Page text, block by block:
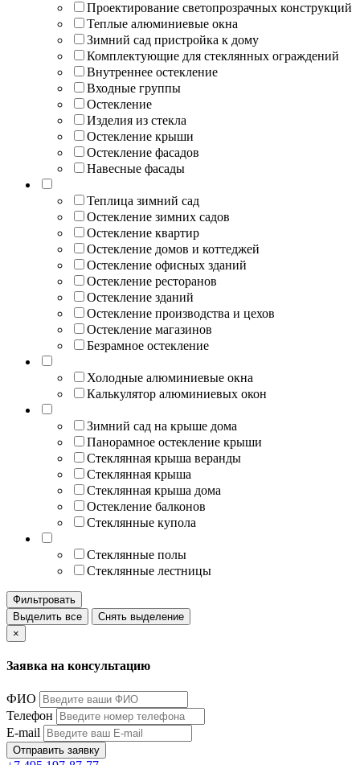
Проектирование светопрозрачных конструкций
Теплые алюминиевые окна
Зимний сад пристройка к дому
Комплектующие для стеклянных ограждений
Внутреннее остекление
Входные группы
Остекление
Изделия из стекла
Остекление крыши
Остекление фасадов
Навесные фасады
Теплица зимний сад
Остекление зимних садов
Остекление квартир
Остекление домов и коттеджей
Остекление офисных зданий
Остекление ресторанов
Остекление зданий
Остекление производства и цехов
Остекление магазинов
Безрамное остекление
Холодные алюминиевые окна
Калькулятор алюминиевых окон
Зимний сад на крыше дома
Панорамное остекление крыши
Стеклянная крыша веранды
Стеклянная крыша
Стеклянная крыша дома
Остекление балконов
Стеклянные купола
Стеклянные полы
Стеклянные лестницы
Фильтровать
Выделить все
Снять выделение
×
Заявка на консультацию
ФИО
Телефон
E-mail